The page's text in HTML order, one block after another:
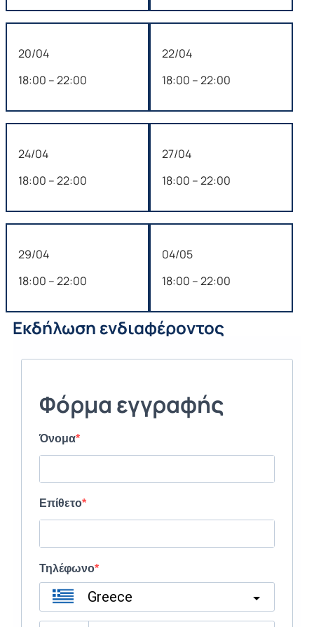
20/04
18:00 – 22:00
22/04
18:00 – 22:00
24/04
18:00 – 22:00
27/04
18:00 – 22:00
29/04
18:00 – 22:00
04/05
18:00 – 22:00
Εκδήλωση ενδιαφέροντος
Φόρμα εγγραφής
Όνομα
Επίθετο
Τηλέφωνο
Greece